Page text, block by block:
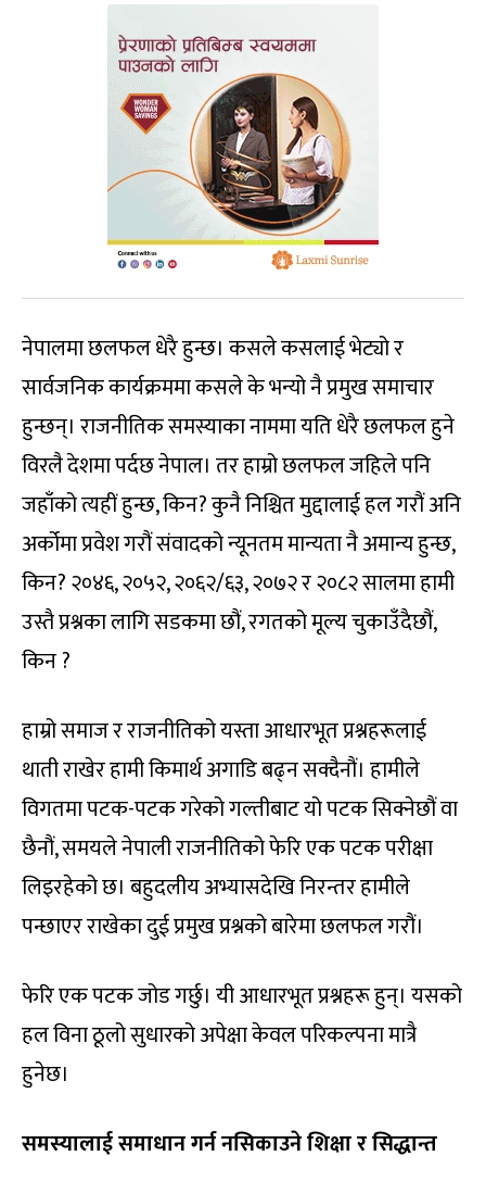
नेपालमा छलफल धेरै हुन्छ। कसले कसलाई भेट्यो र
सार्वजनिक कार्यक्रममा कसले के भन्यो नै प्रमुख समाचार
हुन्छन्। राजनीतिक समस्याका नाममा यति धेरै छलफल हुने
विरलै देशमा पर्दछ नेपाल। तर हाम्रो छलफल जहिले पनि
जहाँको त्यहीं हुन्छ, किन? कुनै निश्चित मुद्दालाई हल गरौं अनि
अर्कोमा प्रवेश गरौं संवादको न्यूनतम मान्यता नै अमान्य हुन्छ,
किन? २०४६, २०५२, २०६२/६३, २०७२ र २०८२ सालमा हामी
उस्तै प्रश्नका लागि सडकमा छौं, रगतको मूल्य चुकाउँदैछौं,
किन ?
हाम्रो समाज र राजनीतिको यस्ता आधारभूत प्रश्नहरूलाई
थाती राखेर हामी किमार्थ अगाडि बढ्न सक्दैनौं। हामीले
विगतमा पटक-पटक गरेको गल्तीबाट यो पटक सिक्नेछौं वा
छैनौं, समयले नेपाली राजनीतिको फेरि एक पटक परीक्षा
लिइरहेको छ। बहुदलीय अभ्यासदेखि निरन्तर हामीले
पन्छाएर राखेका दुई प्रमुख प्रश्नको बारेमा छलफल गरौं।
फेरि एक पटक जोड गर्छु। यी आधारभूत प्रश्नहरू हुन्। यसको
हल विना ठूलो सुधारको अपेक्षा केवल परिकल्पना मात्रै
हुनेछ।
समस्यालाई समाधान गर्न नसिकाउने शिक्षा र सिद्धान्त